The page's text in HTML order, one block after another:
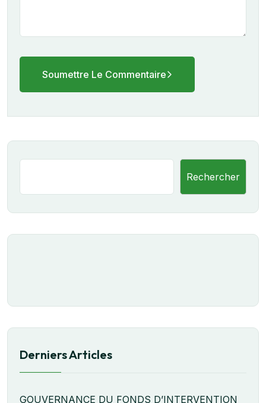
Soumettre Le Commentaire
Rechercher
Derniers Articles
GOUVERNANCE DU FONDS D’INTERVENTION